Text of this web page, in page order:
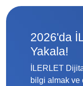
2026'da
Yakala!
İLERLET
bilgi almak ve